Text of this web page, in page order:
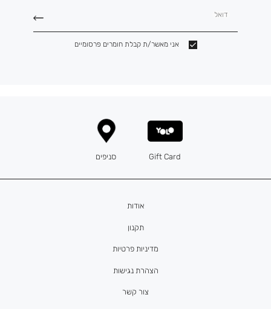
דואל
אני מאשר/ת קבלת חומרים פרסומיים
אודות
תקנון
מדיניות פרטיות
הצהרת נגישות
צור קשר
Gift Card סניפים